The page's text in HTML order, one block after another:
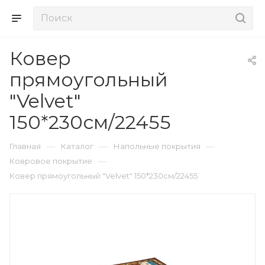
Ковер
прямоугольный
"Velvet"
150*230см/22455
Главная — Каталог — Напольные покрытия —
Ковровое покрытие —
Ковер прямоугольный "Velvet" 150*230см/22455